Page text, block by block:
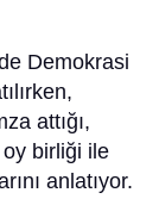
Demokrasi
attığı,
birliği ile
anlatıyor.